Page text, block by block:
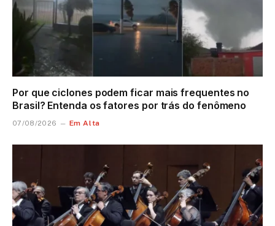
Por que ciclones podem ficar mais frequentes no
Brasil? Entenda os fatores por trás do fenômeno
07/08/2026 Em Alta